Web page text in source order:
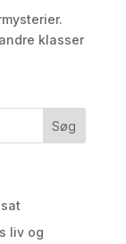
klasser
liv og